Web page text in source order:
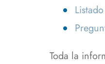
Toda la